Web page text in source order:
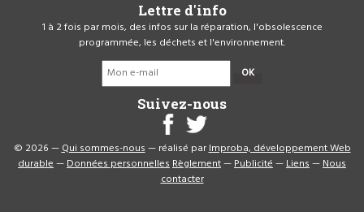
Lettre d'info
1 à 2 fois par mois, des infos sur la réparation, l'obsolescence
programmée, les déchets et l'environnement.
OK
Suivez-nous
© 2026 —Qui sommes-nous— réalisé parImproba, développement Web
durable—Données personnellesRèglement—Publicité—Liens—Nous
contacter